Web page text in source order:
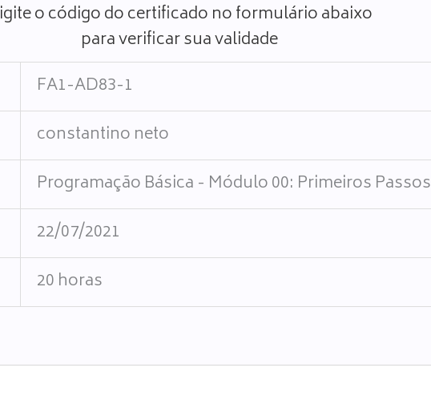
o código do certificado no formulário abaixo
para verificar sua validade
FA1-AD83-1
constantino neto
Programação Básica - Módulo 00: Primeiros Passos
22/07/2021
20 horas